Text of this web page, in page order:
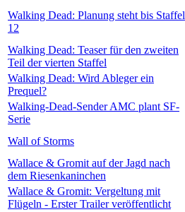
Walking Dead: Planung steht bis Staffel
12
Walking Dead: Teaser für den zweiten
Teil der vierten Staffel
Walking Dead: Wird Ableger ein
Prequel?
Walking-Dead-Sender AMC plant SF-
Serie
Wall of Storms
Wallace & Gromit auf der Jagd nach
dem Riesenkaninchen
Wallace & Gromit: Vergeltung mit
Flügeln - Erster Trailer veröffentlicht